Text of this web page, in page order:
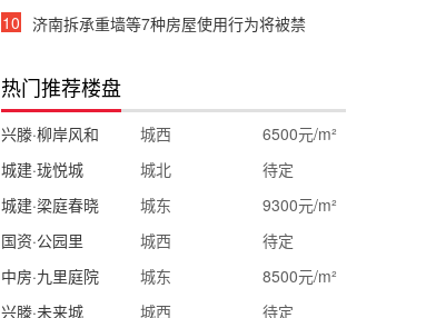
10
济南拆承重墙等7种房屋使用行为将被禁
热门推荐楼盘
兴滕·柳岸风和 城西
6500元/m²
城建·珑悦城
城北
待定
城建·梁庭春晓
城东
9300元/m²
国资·公园里
城西
待定
中房·九里庭院
城东
8500元/m²
兴滕·未来城
城西
待定